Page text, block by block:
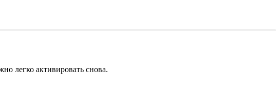
легко активировать снова.